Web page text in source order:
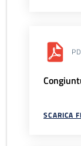
SCARICA